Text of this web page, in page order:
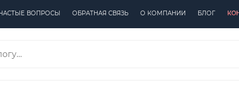
ВОПРОСЫ ОБРАТНАЯ СВЯЗЬ О КОМПАНИИ БЛОГ